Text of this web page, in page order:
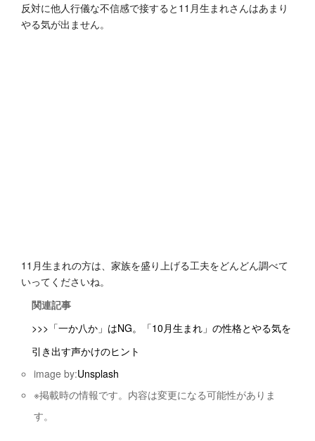
反対に他人行儀な不信感で接すると11月生まれさんはあまり
やる気が出ません。
11月生まれの方は、家族を盛り上げる工夫をどんどん調べて
いってくださいね。
関連記事
>>>「一か八か」はNG。「10月生まれ」の性格とやる気を
引き出す声かけのヒント
image by:Unsplash
※掲載時の情報です。内容は変更になる可能性がありま
す。